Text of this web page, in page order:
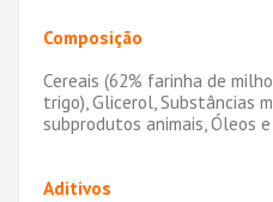
Composição
Cereais (62% farinha de
trigo), Glicerol, Substâncias
subprodutos animais, Óleos
Aditivos